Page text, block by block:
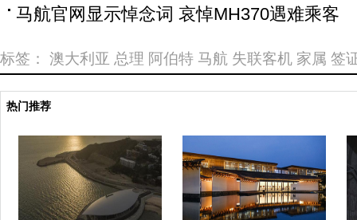
马航官网显示悼念词 哀悼MH370遇难乘客
标签： 澳大利亚 总理 阿伯特 马航 失联客机 家属 签
热门推荐